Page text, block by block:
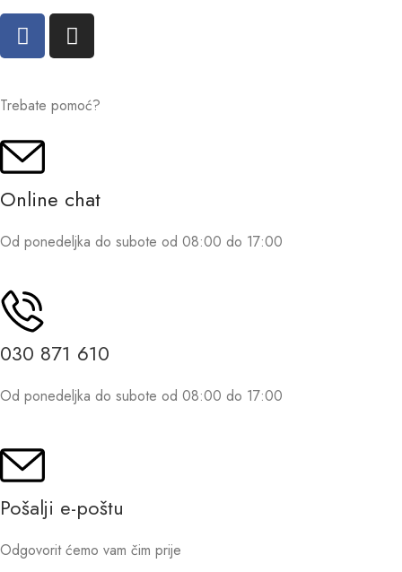
Trebate pomoć?
Online chat
Od ponedeljka do subote od 08:00 do 17:00
030 871 610
Od ponedeljka do subote od 08:00 do 17:00
Pošalji e-poštu
Odgovorit ćemo vam čim prije